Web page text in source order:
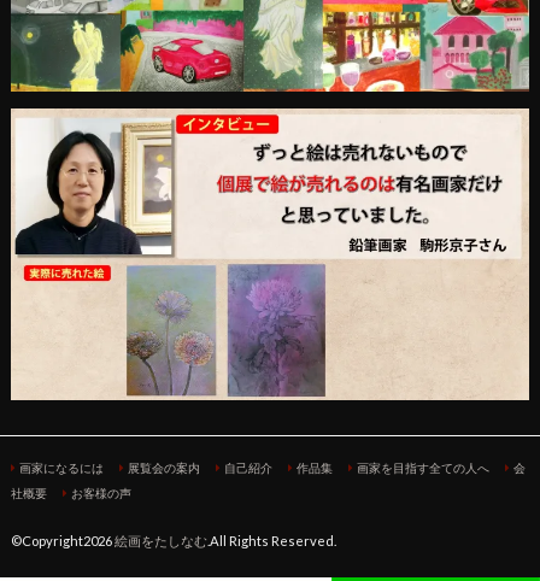
画家になるには 展覧会の案内 自己紹介 作品集 画家を目指す全ての人へ
会
社概要
お客様の声
©Copyright2026絵画をたしなむ.All Rights Reserved.